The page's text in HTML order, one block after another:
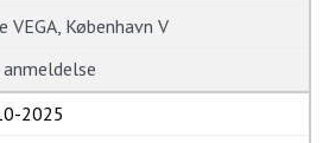
VEGA, København V
2025